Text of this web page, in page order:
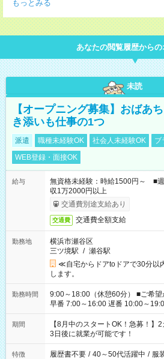
もっとみる
あなたの閲覧履歴からの
未読
【オープニング募集】おばあ
き添いも仕事の1つ
派遣 職種未経験OK 社会人未経験OK
ブ
WEB登録・面接OK
給与
無資格未経験：時給1500円～ ■
収1万2000円以上
交通費別途支給あり
交通費 交通費全額支給
勤務地
横浜市瀬谷区
三ツ境駅 / 瀬谷駅
≪自宅からドアtoドアで30分以
します。
勤務時間
9:00～18:00（休憩60分） ■ご希望があれば下記シフトもOK！
早番 7:00～16:00 遅番 10:00～19:00
と休みを合わせたい」 「余裕を持
「できれば残業はしたくない」
ね。 ※Wワーク希望の方へ 今ご覧のお仕事で希望する勤務時間
と、もう1つのお仕事の勤務時間
合は応募できません。
期間
【8月中のスタートOK！急募！
3日後に就業が可能です！
特徴 履歴書不要 / 40～50代活躍中 / 服